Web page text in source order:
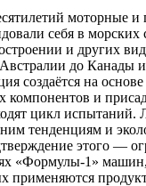
моторные и
себя в морских
и других
до Канады
создаётся на
компонентов и
цикл испытаний.
тенденциям и
этого —
«Формулы-1»
применяются